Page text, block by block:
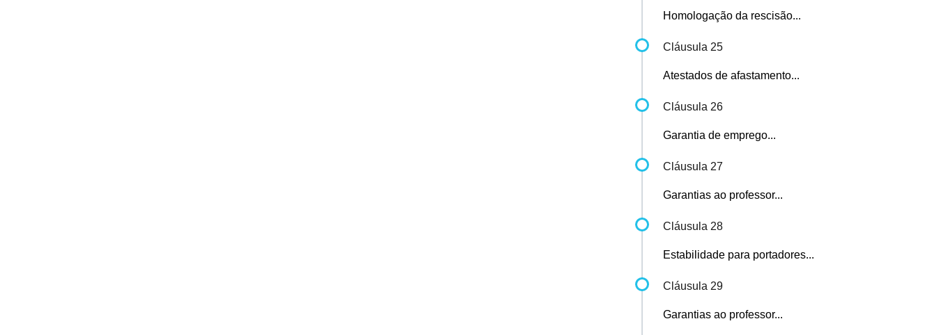
Homologação da rescisão...
Cláusula 25
Atestados de afastamento...
Cláusula 26
Garantia de emprego...
Cláusula 27
Garantias ao professor...
Cláusula 28
Estabilidade para portadores...
Cláusula 29
Garantias ao professor...